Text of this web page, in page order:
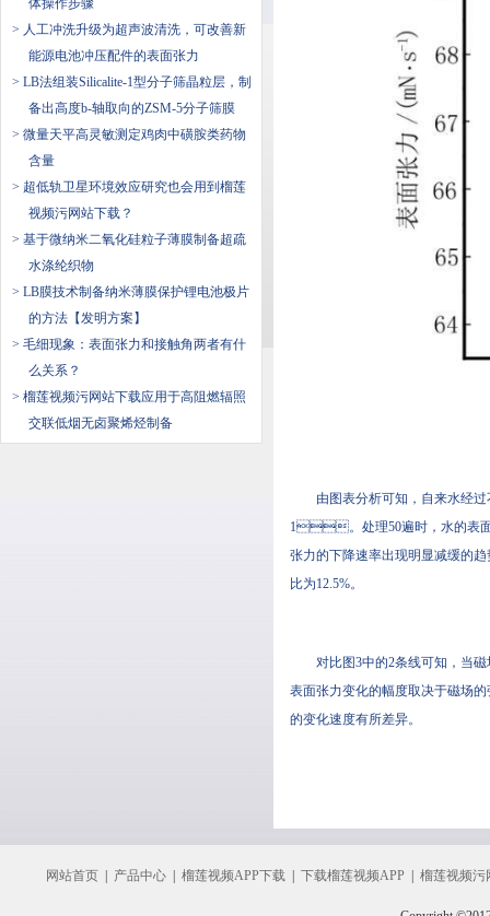
体操作步骤
> 人工冲洗升级为超声波清洗，可改善新
能源电池冲压配件的表面张力
> LB法组装Silicalite-1型分子筛晶粒层，制
备出高度b-轴取向的ZSM-5分子筛膜
> 微量天平高灵敏测定鸡肉中磺胺类药物
含量
> 超低轨卫星环境效应研究也会用到榴莲
视频污网站下载？
> 基于微纳米二氧化硅粒子薄膜制备超疏
水涤纶织物
> LB膜技术制备纳米薄膜保护锂电池极片
的方法【发明方案】
> 毛细现象：表面张力和接触角两者有什
么关系？
> 榴莲视频污网站下载应用于高阻燃辐照
交联低烟无卤聚烯烃制备
由图表分析可知，自来水经
1。处理50遍时，水的表面
张力的下降速率出现明显减缓的
比为12.5%。
对比图3中的2条线可知，当
表面张力变化的幅度取决于磁场的强
的变化速度有所差异。
网站首页 | 产品中心 | 榴莲视频APP下载 | 下载榴莲视频APP | 榴莲视频污